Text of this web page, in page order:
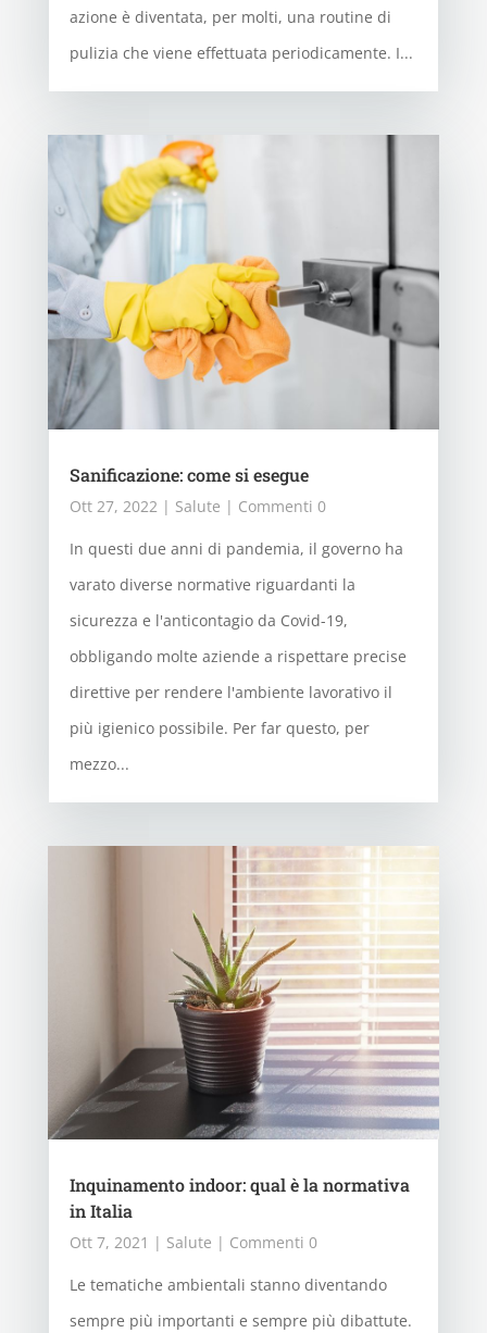
azione è diventata, per molti, una routine di
pulizia che viene effettuata periodicamente. I...
Sanificazione: come si esegue
Ott 27, 2022 | Salute | Commenti 0
In questi due anni di pandemia, il governo ha
varato diverse normative riguardanti la
sicurezza e l'anticontagio da Covid-19,
obbligando molte aziende a rispettare precise
direttive per rendere l'ambiente lavorativo il
più igienico possibile. Per far questo, per
mezzo...
Inquinamento indoor: qual è la normativa
in Italia
Ott 7, 2021 | Salute | Commenti 0
Le tematiche ambientali stanno diventando
sempre più importanti e sempre più dibattute.